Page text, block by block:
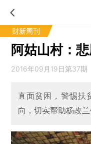
财新周刊
阿姑山村：
2016年09月19日第37期
直面贫困，警惕扶
向，切实帮助杨改